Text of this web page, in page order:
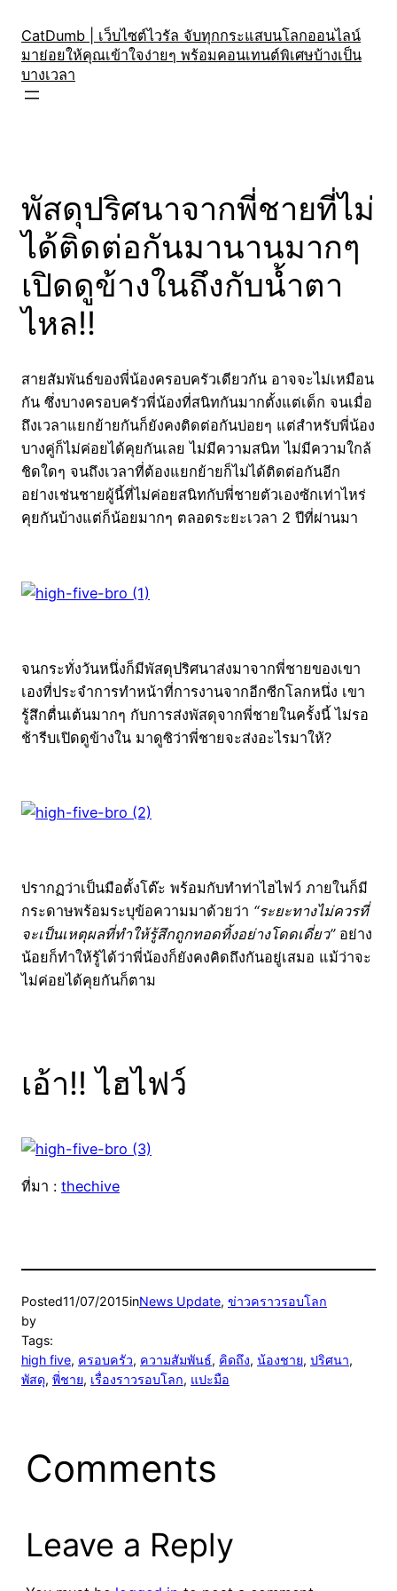
content
CatDumb | เว็บไซต์ไวรัล จับทุกกระแสบนโลกออนไลน์
มาย่อยให้คุณเข้าใจง่ายๆ พร้อมคอนเทนต์พิเศษบ้างเป็น
บางเวลา
พัสดุปริศนาจากพี่ชายที่ไม่
ได้ติดต่อกันมานานมากๆ
เปิดดูข้างในถึงกับน้ำตา
ไหล!!
สายสัมพันธ์ของพี่น้องครอบครัวเดียวกัน อาจจะไม่เหมือน
กัน ซึ่งบางครอบครัวพี่น้องที่สนิทกันมากตั้งแต่เด็ก จนเมื่อ
ถึงเวลาแยกย้ายกันก็ยังคงติดต่อกันบ่อยๆ แต่สำหรับพี่น้อง
บางคู่ก็ไม่ค่อยได้คุยกันเลย ไม่มีความสนิท ไม่มีความใกล้
ชิดใดๆ จนถึงเวลาที่ต้องแยกย้ายก็ไม่ได้ติดต่อกันอีก
อย่างเช่นชายผู้นี้ที่ไม่ค่อยสนิทกับพี่ชายตัวเองซักเท่าไหร่
คุยกันบ้างแต่ก็น้อยมากๆ ตลอดระยะเวลา 2 ปีที่ผ่านมา
จนกระทั่งวันหนึ่งก็มีพัสดุปริศนาส่งมาจากพี่ชายของเขา
เองที่ประจำการทำหน้าที่การงานจากอีกซีกโลกหนึ่ง เขา
รู้สึกตื่นเต้นมากๆ กับการส่งพัสดุจากพี่ชายในครั้งนี้ ไม่รอ
ช้ารีบเปิดดูข้างใน มาดูซิว่าพี่ชายจะส่งอะไรมาให้?
ปรากฏว่าเป็นมือตั้งโต๊ะ พร้อมกับทำท่าไฮไฟว์ ภายในก็มี
กระดาษพร้อมระบุข้อความมาด้วยว่า “ระยะทางไม่ควรที่
จะเป็นเหตุผลที่ทำให้รู้สึกถูกทอดทิ้งอย่างโดดเดี่ยว” อย่าง
น้อยก็ทำให้รู้ได้ว่าพี่น้องก็ยังคงคิดถึงกันอยู่เสมอ แม้ว่าจะ
ไม่ค่อยได้คุยกันก็ตาม
เอ้า!! ไฮไฟว์
ที่มา : thechive
Posted11/07/2015inNews Update, ข่าวคราวรอบโลก
by
Tags:
high five, ครอบครัว, ความสัมพันธ์, คิดถึง, น้องชาย, ปริศนา
พัสดุ, พี่ชาย, เรื่องราวรอบโลก, แปะมือ
Comments
Leave a Reply